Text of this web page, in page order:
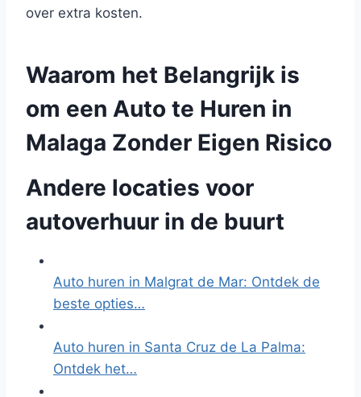
over extra kosten.
Waarom het Belangrijk is
om een Auto te Huren in
Malaga Zonder Eigen Risico
Andere locaties voor
autoverhuur in de buurt
Auto huren in Malgrat de Mar: Ontdek de
beste opties…
Auto huren in Santa Cruz de La Palma:
Ontdek het…